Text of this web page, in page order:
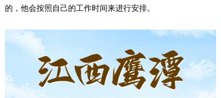
的，他会按照自己的工作时间来进行安排。